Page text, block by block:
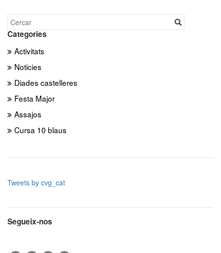
Categories
Activitats
Noticies
Diades castelleres
Festa Major
Assajos
Cursa 10 blaus
Tweets by cvg_cat
Segueix-nos